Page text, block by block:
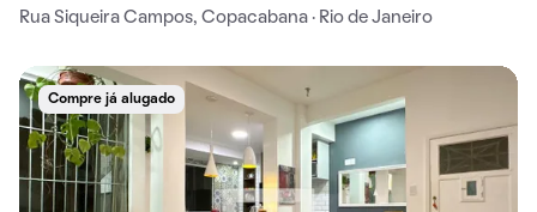
Rua Siqueira Campos, Copacabana · Rio de Janeiro
Compre já alugado